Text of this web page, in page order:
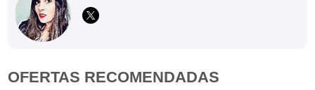
OFERTAS RECOMENDADAS